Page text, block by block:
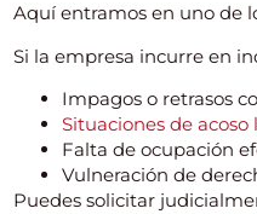
Aquí entramos en uno de
Si la empresa incurre en
Impagos o retrasos
Situaciones de acoso
Falta de ocupación
Vulneración de
Puedes solicitar